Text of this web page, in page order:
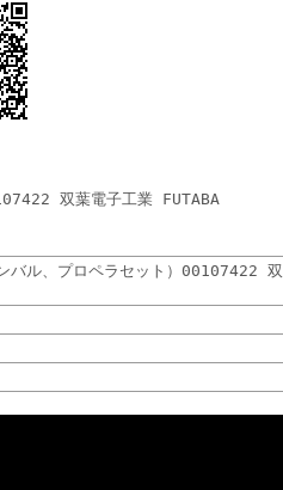
双葉電子工業 FUTABA
バル、プロペラセット）00107422 双